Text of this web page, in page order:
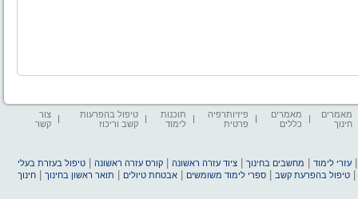
מאמרים
חינוך
מאמרים
כללים
פיזיותרפיה
פרטית
תוכנות
לימוד
טיפול בהפרעות
קשב וריכוז
צור
קשר
עזרי לימוד מחשבים בחינוך |ציוד עזרה ראשונה |קורס עזרה ראשונה |טיפול בעזרת בעלי
|טיפול בהפרעת קשב |ספרי לימוד משומשים |אבטחת טיולים תואר ראשון בחינוך |חינוך